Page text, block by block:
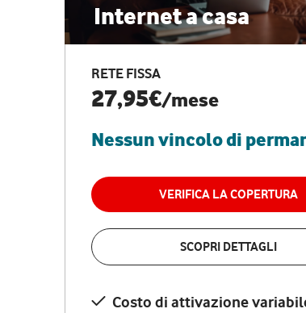
Internet a casa
RETE FISSA
27,95€/mese
Nessun vincolo di
VERIFICA LA COPERTURA
SCOPRI DETTAGLI
Costo di attivazione